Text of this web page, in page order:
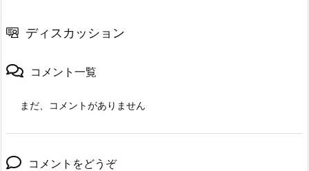
ディスカッション
コメント一覧
まだ、コメントがありません
コメントをどうぞ